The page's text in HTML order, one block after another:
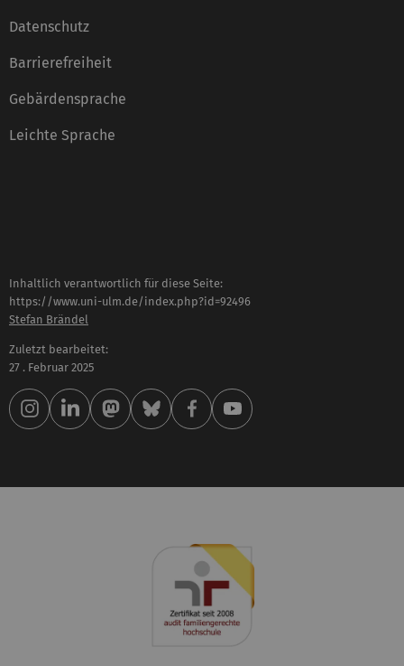
Datenschutz
Barrierefreiheit
Gebärdensprache
Leichte Sprache
Inhaltlich verantwortlich für diese Seite:
https://www.uni-ulm.de/index.php?id=92496
Stefan Brändel
Zuletzt bearbeitet:
27 . Februar 2025